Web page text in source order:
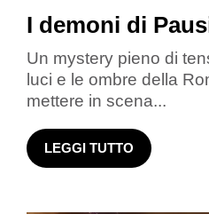
I demoni di
Un mystery pieno di
luci e le ombre della
mettere in scena...
LEGGI TUTTO